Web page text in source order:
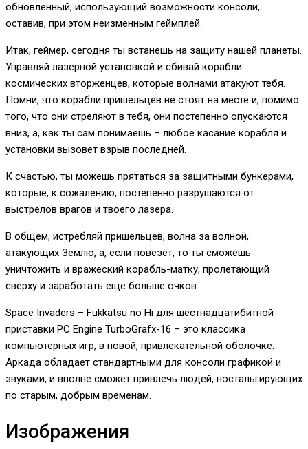
обновленный, использующий возможности консоли,
оставив, при этом неизменным геймплей.
Итак, геймер, сегодня ты встанешь на защиту нашей планеты.
Управляй лазерной установкой и сбивай корабли
космических вторженцев, которые волнами атакуют тебя.
Помни, что корабли пришельцев не стоят на месте и, помимо
того, что они стреляют в тебя, они постепенно опускаются
вниз, а, как ты сам понимаешь – любое касание корабля и
установки вызовет взрыв последней.
К счастью, ты можешь прятаться за защитными бункерами,
которые, к сожалению, постепенно разрушаются от
выстрелов врагов и твоего лазера.
В общем, истребляй пришельцев, волна за волной,
атакующих Землю, а, если повезет, то ты сможешь
уничтожить и вражеский корабль-матку, пролетающий
сверху и заработать еще больше очков.
Space Invaders – Fukkatsu no Hi для шестнадцатибитной
приставки PC Engine TurboGrafx-16 – это классика
компьютерных игр, в новой, привлекательной оболочке.
Аркада обладает стандартными для консоли графикой и
звуками, и вполне сможет привлечь людей, ностальгирующих
по старым, добрым временам.
Изображения